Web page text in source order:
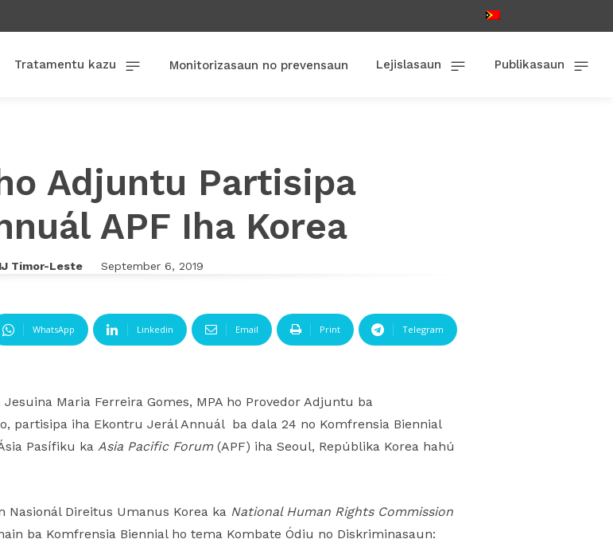
Tratamentu kazu Monitorizasaun no prevensaun Lejislasaun Publikasaun
Adjuntu Partisipa
APF Iha Korea
Timor-Leste September 6, 2019
WhatsApp Linkedin Email Print Telegram
Maria Ferreira Gomes, MPA ho Provedor Adjuntu ba
partisipa iha Ekontru Jerál Annuál ba dala 24 no Komfrensia Biennial
Pasífiku ka Asia Pacific Forum(APF) iha Seoul, Repúblika Korea hahú
Nasionál Direitus Umanus Korea ka National Human Rights Commission
ba Komfrensia Biennial ho tema Kombate Ódiu no Diskriminasaun: